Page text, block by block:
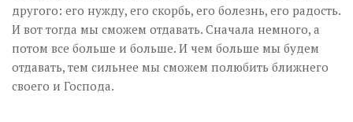
другого: его нужду, его скорбь, его болезнь, его радость.
И вот тогда мы сможем отдавать. Сначала немного, а
потом все больше и больше. И чем больше мы будем
отдавать, тем сильнее мы сможем полюбить ближнего
своего и Господа.